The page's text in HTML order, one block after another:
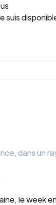
suis
, dans un
le week